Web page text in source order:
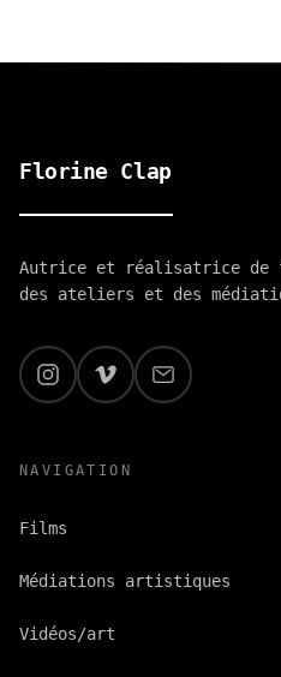
Florine Clap
Autrice et réalisatrice de
des ateliers et des
NAVIGATION
Films
Médiations artistiques
Vidéos/art